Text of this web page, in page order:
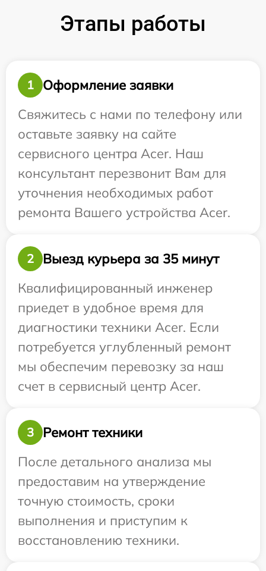
Этапы работы
1
Оформление заявки
Свяжитесь с нами по телефону или
оставьте заявку на сайте
сервисного центра Acer. Наш
консультант перезвонит Вам для
уточнения необходимых работ
ремонта Вашего устройства Acer.
2
Выезд курьера за 35 минут
Квалифицированный инженер
приедет в удобное время для
диагностики техники Acer. Если
потребуется углубленный ремонт
мы обеспечим перевозку за наш
счет в сервисный центр Acer.
3
Ремонт техники
После детального анализа мы
предоставим на утверждение
точную стоимость, сроки
выполнения и приступим к
восстановлению техники.